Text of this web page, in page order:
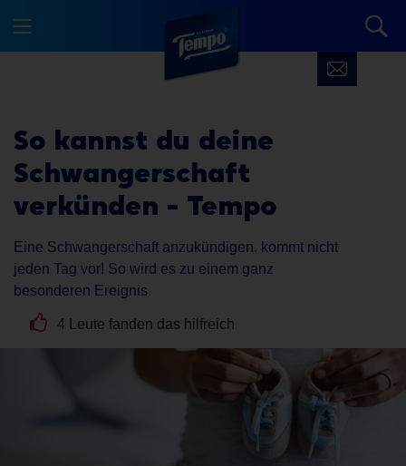
So kannst du deine
Schwangerschaft
verkünden - Tempo
Eine Schwangerschaft anzukündigen, kommt nicht
jeden Tag vor! So wird es zu einem ganz
besonderen Ereignis
4 Leute fanden das hilfreich